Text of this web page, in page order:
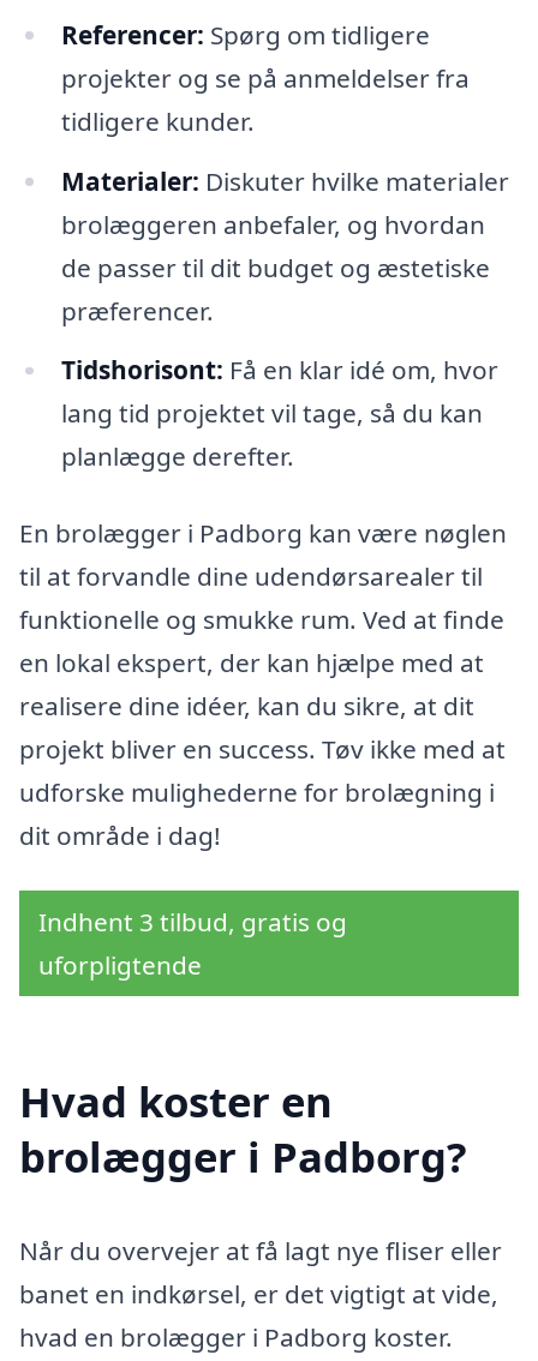
Referencer: Spørg om tidligere
projekter og se på anmeldelser fra
tidligere kunder.
Materialer: Diskuter hvilke materialer
brolæggeren anbefaler, og hvordan
de passer til dit budget og æstetiske
præferencer.
Tidshorisont: Få en klar idé om, hvor
lang tid projektet vil tage, så du kan
planlægge derefter.
En brolægger i Padborg kan være nøglen
til at forvandle dine udendørsarealer til
funktionelle og smukke rum. Ved at finde
en lokal ekspert, der kan hjælpe med at
realisere dine idéer, kan du sikre, at dit
projekt bliver en success. Tøv ikke med at
udforske mulighederne for brolægning i
dit område i dag!
Indhent 3 tilbud, gratis og
uforpligtende
Hvad koster en
brolægger i Padborg?
Når du overvejer at få lagt nye fliser eller
banet en indkørsel, er det vigtigt at vide,
hvad en brolægger i Padborg koster.